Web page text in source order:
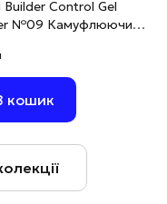
Builder Control Gel
№09 Камуфлюючий
15 мл
кошик